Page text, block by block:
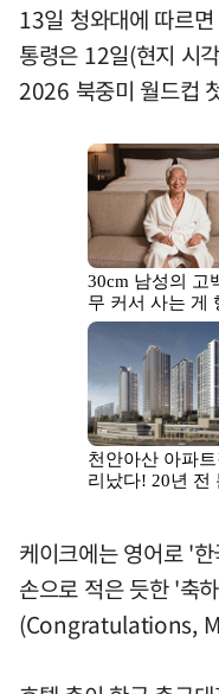
13일 청와대에 따르
통령은 12일(현지 시
2026 북중미 월드컵
케이크에는 영어로 '
손으로 적은 듯한 '축
(Congratulations,